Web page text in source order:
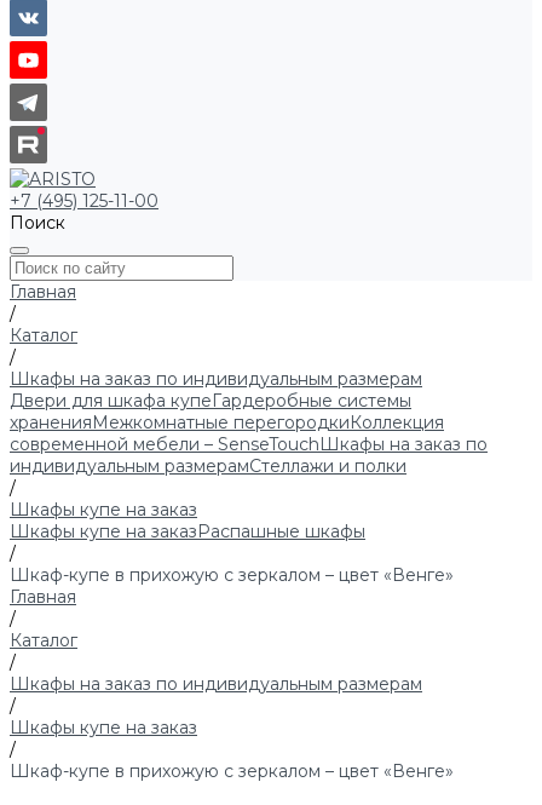
+7 (495) 125-11-00
Поиск
Главная
/
Каталог
/
Шкафы на заказ по индивидуальным размерам
Двери для шкафа купеГардеробные системы
храненияМежкомнатные перегородкиКоллекция
современной мебели – SenseTouchШкафы на заказ по
индивидуальным размерамСтеллажи и полки
/
Шкафы купе на заказ
Шкафы купе на заказРаспашные шкафы
/
Шкаф-купе в прихожую с зеркалом – цвет «Венге»
Главная
/
Каталог
/
Шкафы на заказ по индивидуальным размерам
/
Шкафы купе на заказ
/
Шкаф-купе в прихожую с зеркалом – цвет «Венге»